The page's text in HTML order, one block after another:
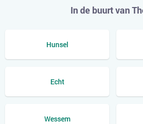
In de buurt van
Hunsel
Echt
Wessem